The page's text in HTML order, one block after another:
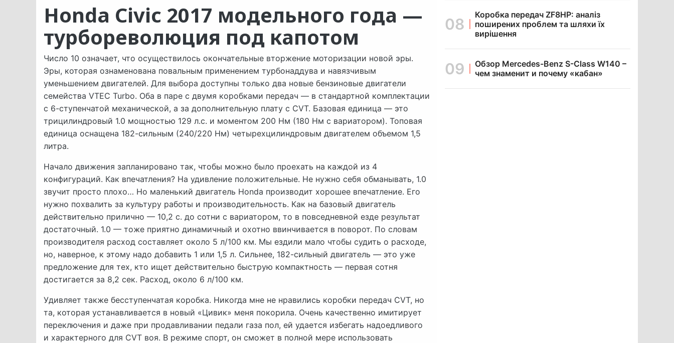
Honda Civic 2017 модельного года —
турбореволюция под капотом
Число 10 означает, что осуществилось окончательные вторжение моторизации новой эры.
Эры, которая ознаменована повальным применением турбонаддува и навязчивым
уменьшением двигателей. Для выбора доступны только два новые бензиновые двигатели
семейства VTEC Turbo. Оба в паре с двумя коробками передач — в стандартной комплектации
с 6-ступенчатой механической, а за дополнительную плату с CVT. Базовая единица — это
трицилиндровый 1.0 мощностью 129 л.с. и моментом 200 Нм (180 Нм с вариатором). Топовая
единица оснащена 182-сильным (240/220 Нм) четырехцилиндровым двигателем объемом 1,5
литра.
Начало движения запланировано так, чтобы можно было проехать на каждой из 4
конфигураций. Как впечатления? На удивление положительные. Не нужно себя обманывать, 1.0
звучит просто плохо… Но маленький двигатель Honda производит хорошее впечатление. Его
нужно похвалить за культуру работы и производительность. Как на базовый двигатель
действительно прилично — 10,2 с. до сотни с вариатором, то в повседневной езде результат
достаточный. 1.0 — тоже приятно динамичный и охотно ввинчивается в поворот. По словам
производителя расход составляет около 5 л/100 км. Мы ездили мало чтобы судить о расходе,
но, наверное, к этому надо добавить 1 или 1,5 л. Сильнее, 182-сильный двигатель — это уже
предложение для тех, кто ищет действительно быструю компактность — первая сотня
достигается за 8,2 сек. Расход, около 6 л/100 км.
Удивляет также бесступенчатая коробка. Никогда мне не нравились коробки передач CVT, но
та, которая устанавливается в новый «Цивик» меня покорила. Очень качественно имитирует
переключения и даже при продавливании педали газа пол, ей удается избегать надоедливого
и характерного для CVT воя. В режиме спорт, он сможет в полной мере использовать
Коробка передач ZF8HP: аналіз
поширених проблем та шляхи їх
вирішення
Обзор Mercedes-Benz S-Class W140 –
чем знаменит и почему «кабан»